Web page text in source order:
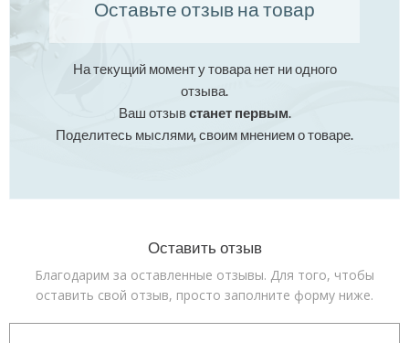
Оставьте отзыв на товар
На текущий момент у товара нет ни одного
отзыва.
Ваш отзывстанет первым.
Поделитесь мыслями, своим мнением о товаре.
Оставить отзыв
Благодарим за оставленные отзывы. Для того, чтобы
оставить свой отзыв, просто заполните форму ниже.